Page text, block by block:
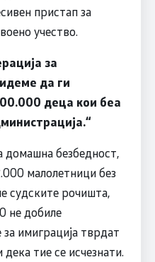
пристап за
учество.
за
да ги
деца кои беа
“
домашна безбедност,
малолетници без
судските рочишта,
не добиле
имиграција тврдат
тие се исчезнати.